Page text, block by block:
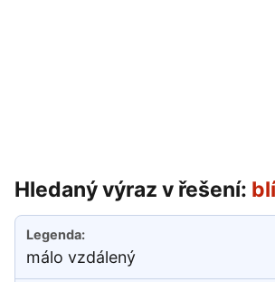
Hledaný výraz v řešení:
málo vzdálený